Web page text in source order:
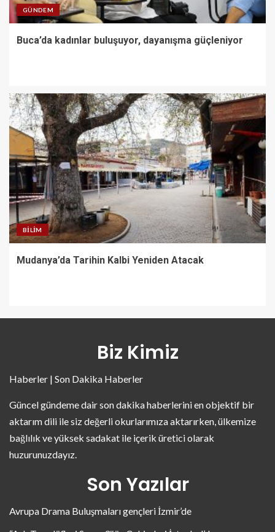
GÜNDEM
Buca’da kadınlar buluşuyor, dayanışma güçleniyor
BILIM
Mudanya’da Tarihin Kalbi Yeniden Atacak
Biz Kimiz
Haberler | Son Dakika Haberler
Güncel gündeme dair son dakika haberlerini en objektif bir
aktarım dili ile siz değerli okurlarımıza aktarırken, ülkemize
bağlılık ve yüksek sadakat ile içerik üretici olarak
huzurunuzdayız.
Son Yazılar
Avrupa Drama Buluşmaları gençleri İzmir’de